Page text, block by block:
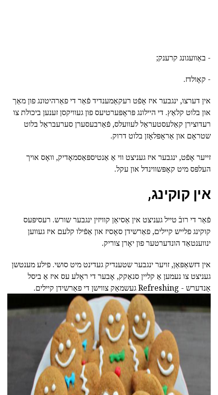
- באַוועגונג קרענק;
- קאָולדז.
אין דערצו, ינגבער איז אָפֿט רעקאַמענדיד פֿאַר די פאַרהיטונג פון מאַך
און בלוט קלאַץ. די היילונג פּראָפּערטיעס פון געוויקסן זענען ביכולת צו
רעדוצירן קאַלעסטעראַל לעוועלס, פֿאַרבעסערן סערעבראַל בלוט
שטראָם און אַראָפּלאָזן בלוט דרוק.
זייער אָפֿט, ינגבער איז געניצט ווי אַ אַנטיספּאַסמאָדיק, וואָס אויך
העלפּס מיט קאָפּשווינדל און עקל.
אין קוקינג,
פֿאַר די רובֿ טייל געניצט אין אַסיאַן קוויזין ינגבער שורש. רעסיפּעס
קוקינג פלייש קיילים, פאַרשידן סאָסיז און אַפֿילו קלעם איז געווען
ינווענטאַד הונדערטער פון יאָרן צוריק.
אין דזשאַפּאַן, זויער ינגבער שטענדיק געדינט מיט סושי. פילע מענטשן
געניצט צו נעמען אַ קליין סנאַקק, אָבער די ראָלע עס איז אַ ביסל
אַנדערש - Refreshing געשמאַק צווישן די פאַרשידן קיילים.